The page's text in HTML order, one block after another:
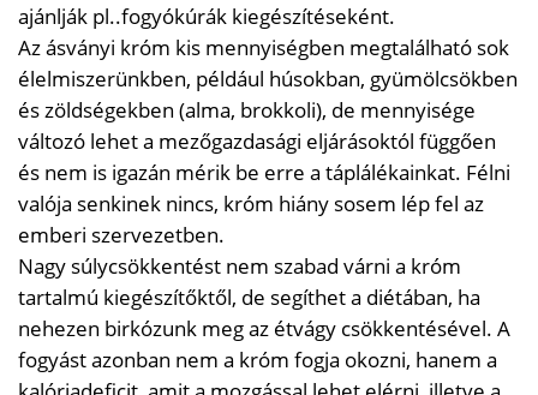
ajánlják pl..fogyókúrák kiegészítéseként.
Az ásványi króm kis mennyiségben megtalálható sok
élelmiszerünkben, például húsokban, gyümölcsökben
és zöldségekben (alma, brokkoli), de mennyisége
változó lehet a mezőgazdasági eljárásoktól függően
és nem is igazán mérik be erre a táplálékainkat. Félni
valója senkinek nincs, króm hiány sosem lép fel az
emberi szervezetben.
Nagy súlycsökkentést nem szabad várni a króm
tartalmú kiegészítőktől, de segíthet a diétában, ha
nehezen birkózunk meg az étvágy csökkentésével. A
fogyást azonban nem a króm fogja okozni, hanem a